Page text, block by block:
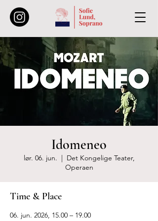
Idomeneo
lør. 06. jun.
  |
Det Kongelige Teater,
Operaen
Time & Place
06. jun. 2026, 15.00 – 19.00